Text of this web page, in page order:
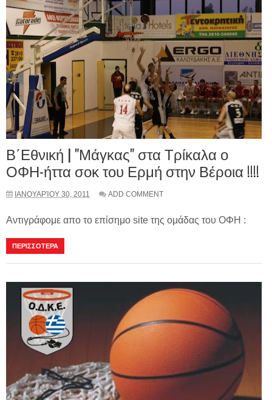
Β΄Εθνική | "Μάγκας" στα Τρίκαλα ο
ΟΦΗ-ήττα σοκ του Ερμή στην Βέροια !!!!
ΙΑΝΟΥΑΡΊΟΥ 30, 2011 ADD COMMENT
Αντιγράφομε απο το επίσημο site της ομάδας του ΟΦΗ :
ΠΕΡΙΣΣΟΤΕΡΑ